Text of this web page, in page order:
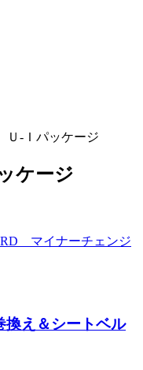
-Ｉパッケージ
ケージ
マイナーチェンジ
え＆シートベル